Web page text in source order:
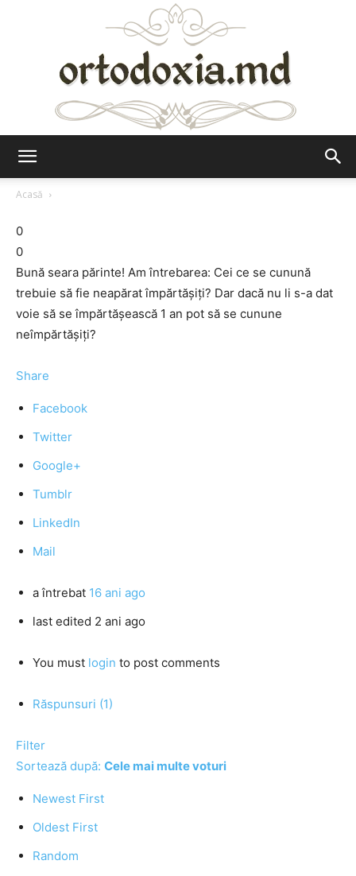
Acasă
0
0
Bună seara părinte! Am întrebarea: Cei ce se cunună
trebuie să fie neapărat împărtăşiţi? Dar dacă nu li s-a dat
voie să se împărtăşească 1 an pot să se cunune
neîmpărtăşiţi?
Share
Facebook
Twitter
Google+
Tumblr
LinkedIn
Mail
a întrebat 16 ani ago
last edited 2 ani ago
You must login to post comments
Răspunsuri (1)
Filter
Sortează după: Cele mai multe voturi
Newest First
Oldest First
Random